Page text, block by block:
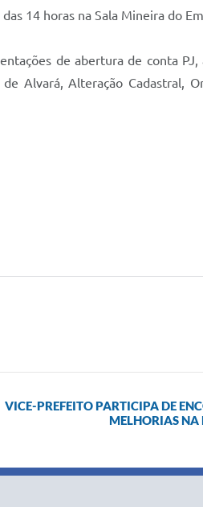
14 horas na Sala Mineira do
de abertura de conta
Alvará, Alteração Cadastral,
VICE-PREFEITO PARTICIPA DE
MELHORIAS NA